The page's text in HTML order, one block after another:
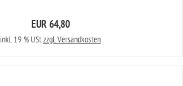
EUR 64,80
inkl. 19 % UStzzgl. Versandkosten